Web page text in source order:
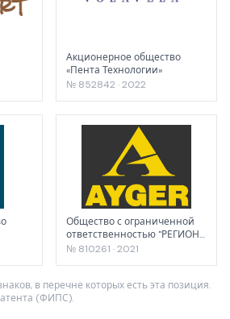
Акционерное общество
«Пента Технологии»
№ 852842 · 2022
Общество с ограниченной
ответственностью "РЕГИОН
ТРЕЙД"
№ 810261 · 2021
в перечне которых есть эта позиция.
(ФИПС).